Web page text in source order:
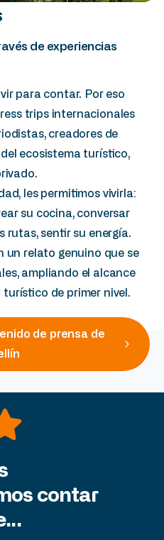
de experiencias
para contar. Por eso
trips internacionales
creadores de
ecosistema turístico,
les permitimos vivirla:
su cocina, conversar
rutas, sentir su energía.
un relato genuino que se
ampliando el alcance
de primer nivel.
de prensa de
contar